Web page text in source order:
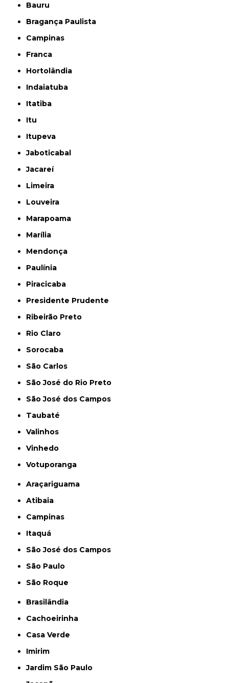
Bauru
Bragança Paulista
Campinas
Franca
Hortolândia
Indaiatuba
Itatiba
Itu
Itupeva
Jaboticabal
Jacareí
Limeira
Louveira
Marapoama
Marília
Mendonça
Paulínia
Piracicaba
Presidente Prudente
Ribeirão Preto
Rio Claro
Sorocaba
São Carlos
São José do Rio Preto
São José dos Campos
Taubaté
Valinhos
Vinhedo
Votuporanga
Araçariguama
Atibaia
Campinas
Itaquá
São José dos Campos
São Paulo
São Roque
Brasilândia
Cachoeirinha
Casa Verde
Imirim
Jardim São Paulo